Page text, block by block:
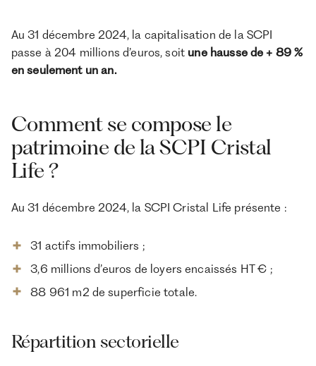
Au 31 décembre 2024, la capitalisation de la SCPI
passe à 204 millions d’euros, soit une hausse de + 89 %
en seulement un an.
Comment se compose le
patrimoine de la SCPI Cristal
Life ?
Au 31 décembre 2024, la SCPI Cristal Life présente :
31 actifs immobiliers ;
3,6 millions d’euros de loyers encaissés HT € ;
88 961 m2 de superficie totale.
Répartition sectorielle